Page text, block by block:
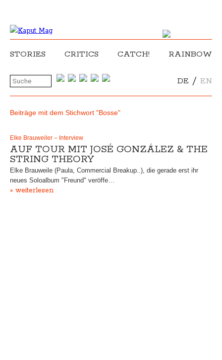
STORIES CRITICS CATCH! RAINBOW
DE / EN
Beiträge mit dem Stichwort "Bosse"
Elke Brauweiler – Interview
AUF TOUR MIT JOSÉ GONZÁLEZ & THE
STRING THEORY
Elke Brauweile (Paula, Commercial Breakup..), die gerade erst ihr
neues Soloalbum "Freund" veröffe…
» weiterlesen